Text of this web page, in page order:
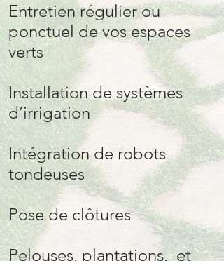
Entretien régulier ou
ponctuel de vos espaces
verts
Installation de systèmes
d’irrigation
Intégration de robots
tondeuses
Pose de clôtures
Pelouses, plantations, et